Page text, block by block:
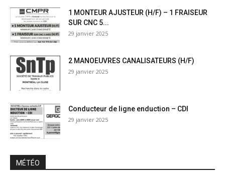
1 MONTEUR AJUSTEUR (H/F) – 1 FRAISEUR
SUR CNC 5...
29 janvier 2025
2 MANOEUVRES CANALISATEURS (H/F)
29 janvier 2025
Conducteur de ligne enduction – CDI
29 janvier 2025
MÉTÉO